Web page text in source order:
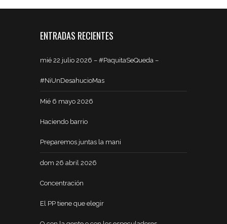
ENTRADAS RECIENTES
mié 22 julio 2026 – #PaquitaSeQueda –
#NiUnDesahucioMas
Mié 6 mayo 2026
Haciendo barrio
Preparemos juntas la mani
dom 26 abril 2026
Concentración
El PP tiene que elegir